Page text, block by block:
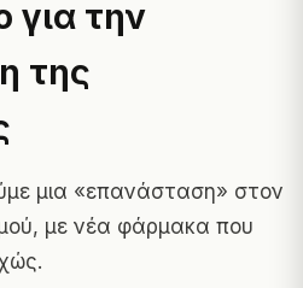
για την
της
μια «επανάσταση» στον
με νέα φάρμακα που